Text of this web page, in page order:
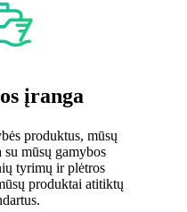
įranga
produktus, mūsų
mūsų gamybos
tyrimų ir plėtros
produktai atitiktų